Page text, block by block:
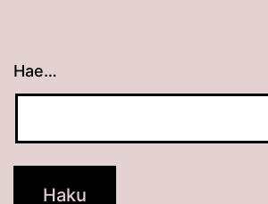
Hae…
Kun tuloksia tulee, voit selata